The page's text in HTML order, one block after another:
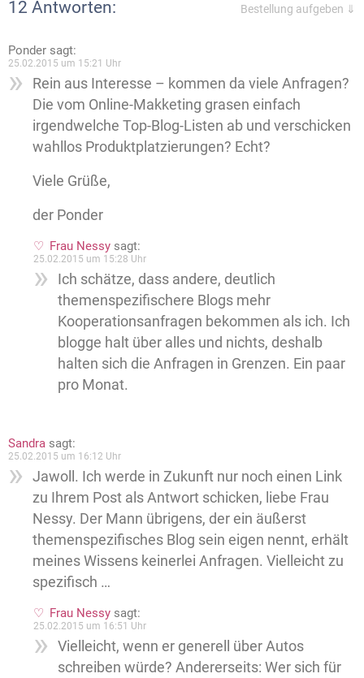
12 Antworten: Bestellung aufgeben ⇓
Ponder sagt:
25.02.2015 um 15:21 Uhr
Rein aus Interesse – kommen da viele Anfragen?
Die vom Online-Makketing grasen einfach
irgendwelche Top-Blog-Listen ab und verschicken
wahllos Produktplatzierungen? Echt?
Viele Grüße,
der Ponder
Frau Nessy sagt:
25.02.2015 um 15:28 Uhr
Ich schätze, dass andere, deutlich
themenspezifischere Blogs mehr
Kooperationsanfragen bekommen als ich. Ich
blogge halt über alles und nichts, deshalb
halten sich die Anfragen in Grenzen. Ein paar
pro Monat.
Sandra sagt:
25.02.2015 um 16:12 Uhr
Jawoll. Ich werde in Zukunft nur noch einen Link
zu Ihrem Post als Antwort schicken, liebe Frau
Nessy. Der Mann übrigens, der ein äußerst
themenspezifisches Blog sein eigen nennt, erhält
meines Wissens keinerlei Anfragen. Vielleicht zu
spezifisch …
Frau Nessy sagt:
25.02.2015 um 16:51 Uhr
Vielleicht, wenn er generell über Autos
schreiben würde? Andererseits: Wer sich für